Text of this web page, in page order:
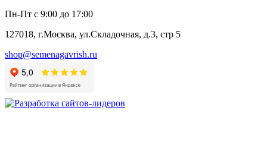
Пн-Пт с 9:00 до 17:00
127018, г.Москва, ул.Складочная, д.3, стр 5
shop@semenagavrish.ru